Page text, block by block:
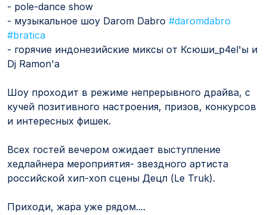
- pole-dance show
- музыкальное шоу Darom Dabro #daromdabro
#bratica
- горячие индонезийские миксы от Ксюши_p4el'ы и
Dj Ramon'a
Шоу проходит в режиме непрерывного драйва, с
кучей позитивного настроения, призов, конкурсов
и интересных фишек.
Всех гостей вечером ожидает выступление
хедлайнера мероприятия- звездного артиста
российской хип-хоп сцены Децл (Le Truk).
Приходи, жара уже рядом....